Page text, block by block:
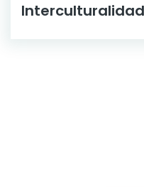
Interculturalidad